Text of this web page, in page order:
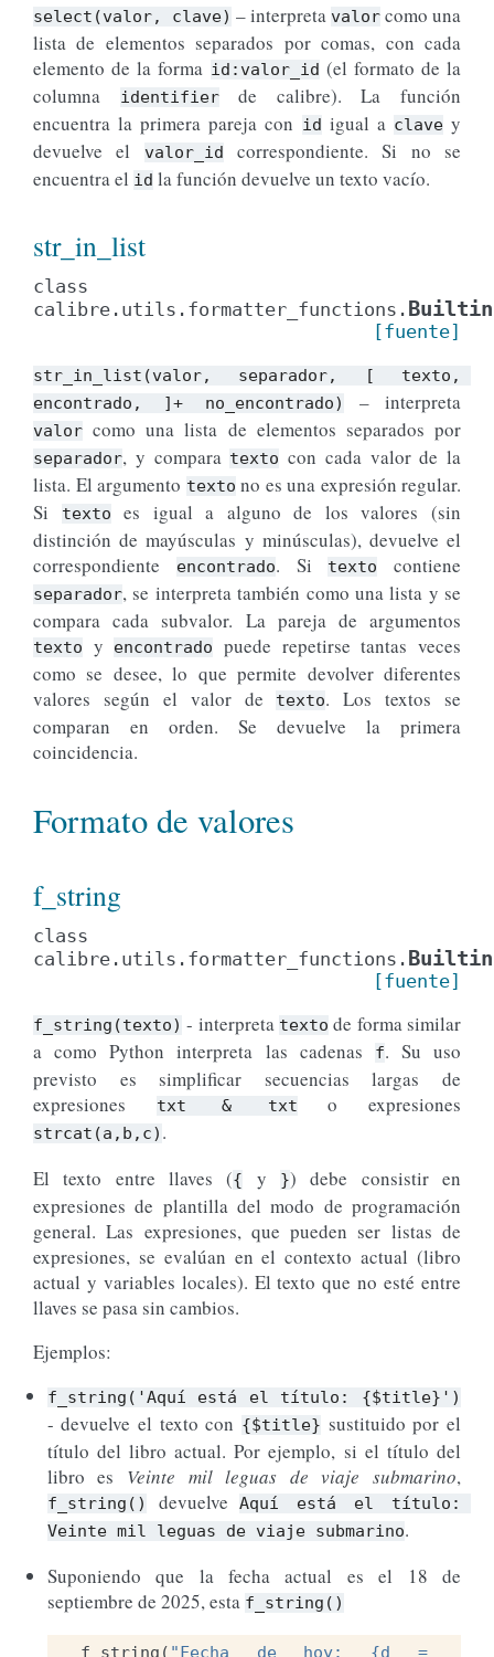
select(valor, clave) – interpreta valor como una
lista de elementos separados por comas, con cada
elemento de la forma id:valor_id (el formato de la
columna
identifierde calibre). La función
encuentra la primera pareja con id igual a clavey
devuelve el
valor_id
correspondiente. Si no se
encuentra el id la función devuelve un texto vacío.
str_in_list
class
calibre.utils.formatter_functions.
[fuente]
str_in_list(valor, separador, [
texto,
encontrado,
]+ no_encontrado) – interpreta
valor como una lista de elementos separados por
separador, y comparatexto con cada valor de la
lista. El argumento texto no es una expresión regular.
Si
texto
es igual a alguno de los valores (sin
distinción de mayúsculas y minúsculas), devuelve el
correspondiente
encontrado. Sitexto contiene
separador, se interpreta también como una lista y se
compara cada subvalor. La pareja de argumentos
texto yencontrado
puede repetirse tantas veces
como se desee, lo que permite devolver diferentes
valores según el valor detexto. Los textos se
comparan en orden. Se devuelve la primera
coincidencia.
Formato de valores
f_string
class
calibre.utils.formatter_functions.
[fuente]
f_string(texto) - interpreta texto de forma similar
a como Python interpreta las cadenas
f. Su uso
previsto es simplificar secuencias largas de
expresiones
txt & txt o expresiones
strcat(a,b,c) .
El texto entre llaves ({ y }) debe consistir en
expresiones de plantilla del modo de programación
general. Las expresiones, que pueden ser listas de
expresiones, se evalúan en el contexto actual (libro
actual y variables locales). El texto que no esté entre
llaves se pasa sin cambios.
Ejemplos:
f_string('Aquí está el título: {$title}')
- devuelve el texto con {$title} sustituido por el
título del libro actual. Por ejemplo, si el título del
libro es Veinte mil leguas de viaje submarino,
f_string() devuelveAquí está el
título:
Veinte mil leguas de viaje submarino.
Suponiendo que la fecha actual es el 18 de
septiembre de 2025, esta f_string()
f_string ( "Fecha de hoy: {d =